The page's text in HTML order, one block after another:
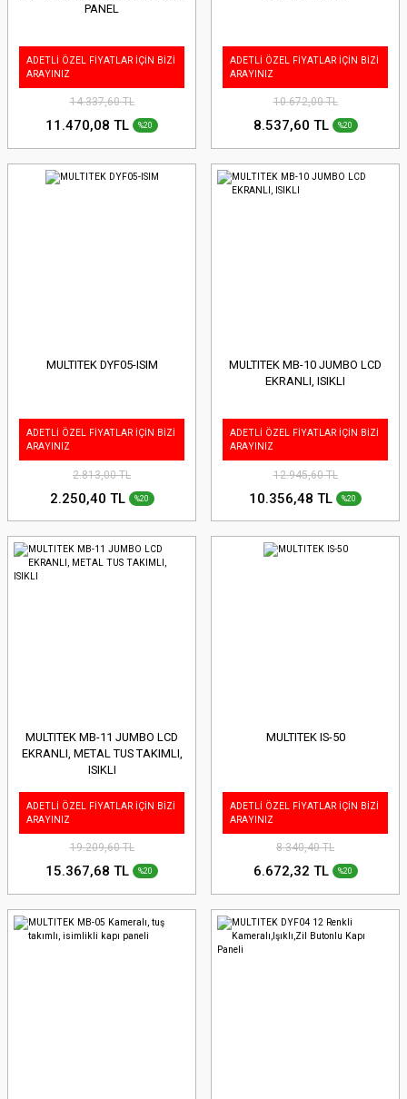
PANEL
ADETLİ ÖZEL FİYATLAR İÇİN BİZİ
ARAYINIZ
14.337,60 TL
11.470,08 TL %20
ADETLİ ÖZEL FİYATLAR İÇİN BİZİ
ARAYINIZ
10.672,00 TL
8.537,60 TL %20
MULTITEK DYF05-ISIM
ADETLİ ÖZEL FİYATLAR İÇİN BİZİ
ARAYINIZ
2.813,00 TL
2.250,40 TL %20
MULTITEK MB-10 JUMBO LCD
EKRANLI, ISIKLI
ADETLİ ÖZEL FİYATLAR İÇİN BİZİ
ARAYINIZ
12.945,60 TL
10.356,48 TL %20
MULTITEK MB-11 JUMBO LCD
EKRANLI, METAL TUS TAKIMLI,
ISIKLI
ADETLİ ÖZEL FİYATLAR İÇİN BİZİ
ARAYINIZ
19.209,60 TL
15.367,68 TL %20
MULTITEK IS-50
ADETLİ ÖZEL FİYATLAR İÇİN BİZİ
ARAYINIZ
8.340,40 TL
6.672,32 TL %20